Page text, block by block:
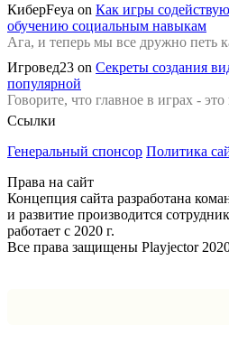
КиберFeya on Как игры
обучению социальным навыкам
Ага, и теперь мы все дружно петь
Игровед23 on Секреты создания
популярной
Говорите, что главное в играх -
Ссылки
Генеральный спонсор Политика
Права на сайт
Концепция сайта разработана
и развитие производится
работает с 2020 г.
Все права защищены Playjector